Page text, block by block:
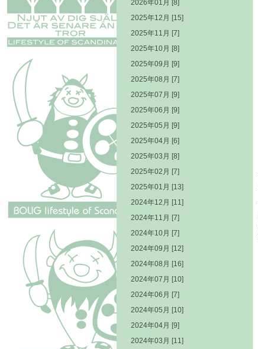
2026年01月 [8]
2025年12月 [15]
2025年11月 [7]
2025年10月 [8]
2025年09月 [9]
2025年08月 [7]
2025年07月 [9]
2025年06月 [9]
2025年05月 [9]
2025年04月 [6]
2025年03月 [8]
2025年02月 [7]
2025年01月 [13]
2024年12月 [11]
2024年11月 [7]
2024年10月 [7]
2024年09月 [12]
2024年08月 [16]
2024年07月 [10]
2024年06月 [7]
2024年05月 [10]
2024年04月 [9]
2024年03月 [11]